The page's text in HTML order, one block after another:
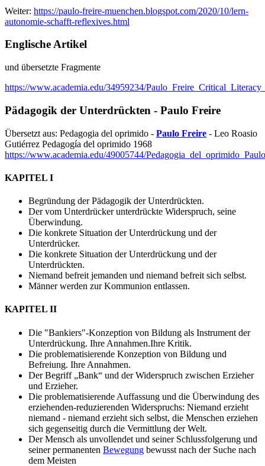
Weiter: https://paulo-freire-muenchen.blogspot.com/2020/10/lern-
autonomie-schafft-reflexives.html
Englische Artikel
und übersetzte Fragmente
https://www.academia.edu/34959234/
Pädagogik der Unterdrückten - Paulo Freire
Übersetzt aus: Pedagogia del oprimido - Paulo Freire - Leo Roasio
Gutiérrez Pedagogía del oprimido 1968
https://www.academia.edu/49005744/
KAPITEL I
Begründung der Pädagogik der Unterdrückten.
Der vom Unterdrücker unterdrückte Widerspruch, seine
Überwindung.
Die konkrete Situation der Unterdrückung und der
Unterdrücker.
Die konkrete Situation der Unterdrückung und der
Unterdrückten.
Niemand befreit jemanden und niemand befreit sich selbst.
Männer werden zur Kommunion entlassen.
KAPITEL II
Die "Bankiers"-Konzeption von Bildung als Instrument der
Unterdrückung. Ihre Annahmen.Ihre Kritik.
Die problematisierende Konzeption von Bildung und
Befreiung. Ihre Annahmen.
Der Begriff „Bank“ und der Widerspruch zwischen Erzieher
und Erzieher.
Die problematisierende Auffassung und die Überwindung des
erziehenden-reduzierenden Widerspruchs: Niemand erzieht
niemand - niemand erzieht sich selbst, die Menschen erziehen
sich gegenseitig durch die Vermittlung der Welt.
Der Mensch als unvollendet und seiner Schlussfolgerung und
seiner permanenten Bewegung bewusst nach der Suche nach
dem Meisten